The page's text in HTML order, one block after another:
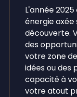
L'année
énergie axée
découverte.
des
votre zone
idées ou des
capacité à
votre atout